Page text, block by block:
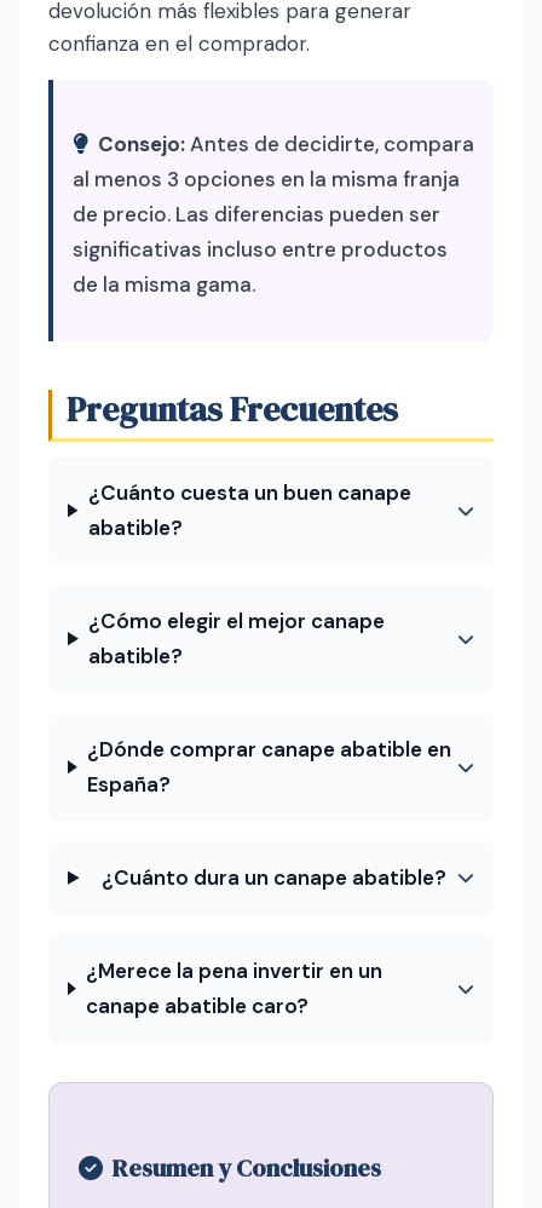
devolución más flexibles para generar
confianza en el comprador.
Consejo:Antes de decidirte, compara
al menos 3 opciones en la misma franja
de precio. Las diferencias pueden ser
significativas incluso entre productos
de la misma gama.
Preguntas Frecuentes
¿Cuánto cuesta un buen canape
abatible?
¿Cómo elegir el mejor canape
abatible?
¿Dónde comprar canape abatible en
España?
¿Cuánto dura un canape abatible?
¿Merece la pena invertir en un
canape abatible caro?
Resumen y Conclusiones